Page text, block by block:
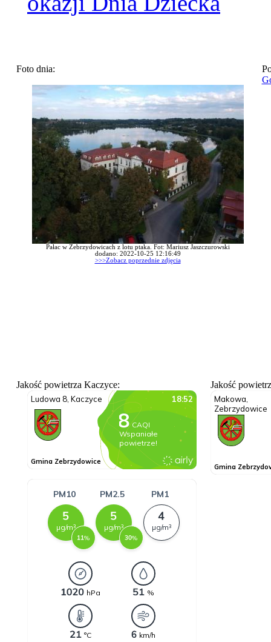
Foto dnia:
Pałac w Zebrzydowicach z lotu ptaka. Fot: Mariusz Jaszczurowski
dodano: 2022-10-25 12:16:49
>>>Zobacz poprzednie zdjęcia
Jakość powietrza Kaczyce: Jakość